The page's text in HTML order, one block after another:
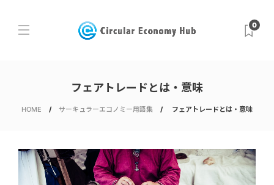
0
フェアトレードとは・意味
HOME サーキュラーエコノミー用語集 フェアトレードとは・意味